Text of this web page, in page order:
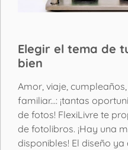
Elegir el tema de
bien
Amor, viaje,
familiar...: ¡tantas
de fotos! FlexiLivre te
de fotolibros. ¡Hay una
disponibles! El diseño